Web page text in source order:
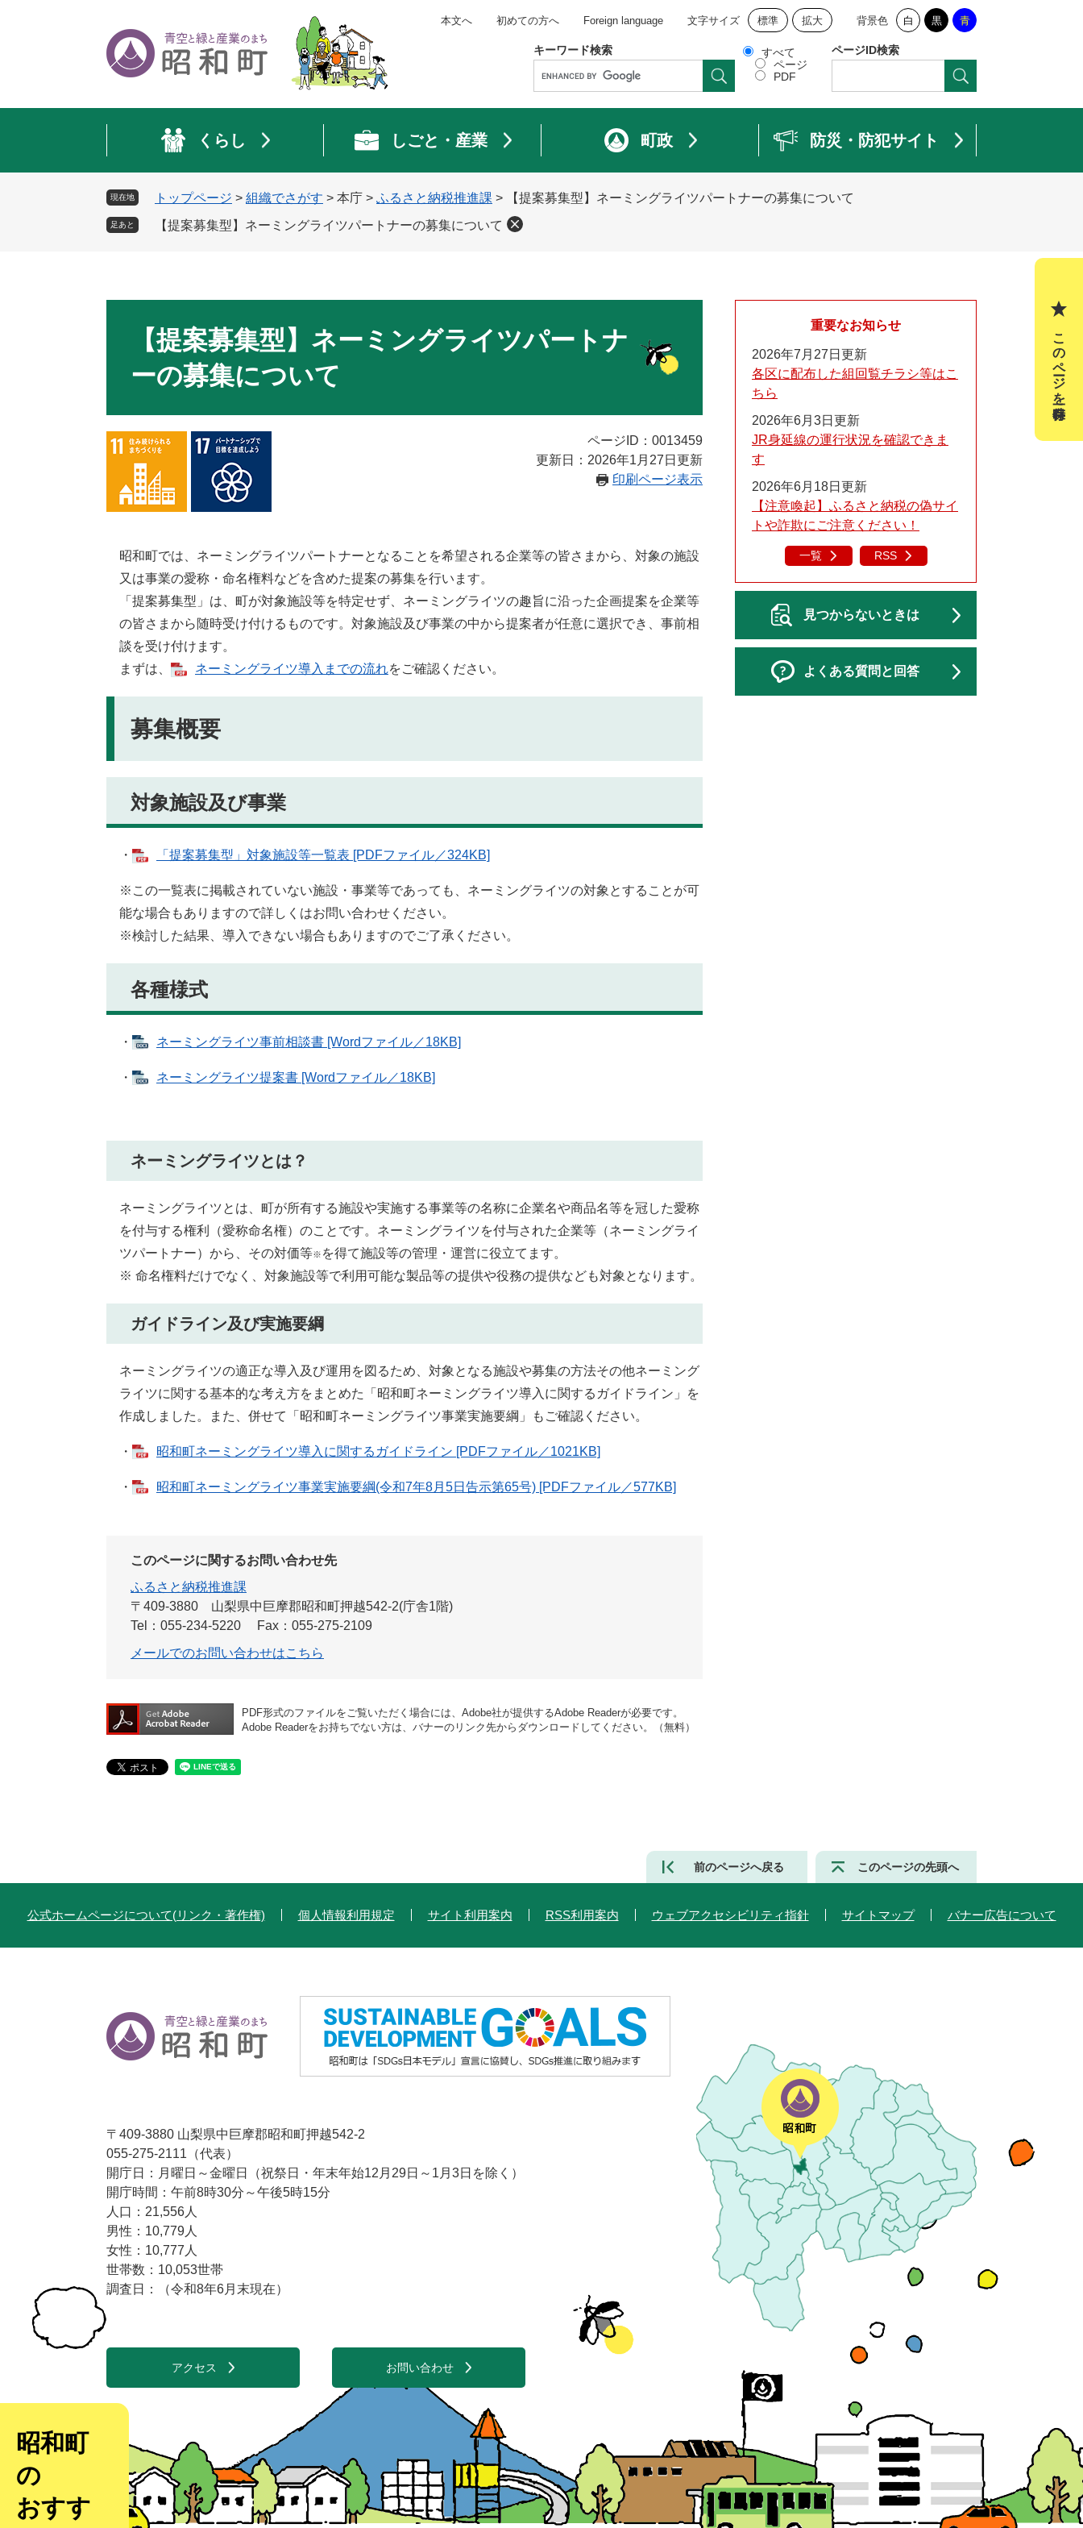
頭
飛
本文へ 初めての方へ Foreign language 文字サイズ 標準 拡大 背景色 白 黒 青
キーワード検索
すべて
ページ
PDF
ページID検索
くらし しごと・産業 町政 防災・防犯サイト
現在地 トップページ > 組織でさがす > 本庁 > ふるさと納税推進課 > 【提案募集型】ネーミングライツパートナーの募集について
足あと 【提案募集型】ネーミングライツパートナーの募集について
【提案募集型】ネーミングライツパートナ
ーの募集について
ページID：0013459
更新日：2026年1月27日更新
印刷ページ表示
昭和町では、ネーミングライツパートナーとなることを希望される企業等の皆さまから、対象の施設
又は事業の愛称・命名権料などを含めた提案の募集を行います。
「提案募集型」は、町が対象施設等を特定せず、ネーミングライツの趣旨に沿った企画提案を企業等
の皆さまから随時受け付けるものです。対象施設及び事業の中から提案者が任意に選択でき、事前相
談を受け付けます。
まずは、
ネーミングライツ導入までの流れをご確認ください。
募集概要
対象施設及び事業
・ 「提案募集型」対象施設等一覧表 [PDFファイル／324KB]
※この一覧表に掲載されていない施設・事業等であっても、ネーミングライツの対象とすることが可
能な場合もありますので詳しくはお問い合わせください。
※検討した結果、導入できない場合もありますのでご了承ください。
各種様式
・ ネーミングライツ事前相談書 [Wordファイル／18KB]
・ ネーミングライツ提案書 [Wordファイル／18KB]
ネーミングライツとは？
ネーミングライツとは、町が所有する施設や実施する事業等の名称に企業名や商品名等を冠した愛称
を付与する権利（愛称命名権）のことです。ネーミングライツを付与された企業等（ネーミングライ
ツパートナー）から、その対価等※ を得て施設等の管理・運営に役立てます。
※ 命名権料だけでなく、対象施設等で利用可能な製品等の提供や役務の提供なども対象となります。
ガイドライン及び実施要綱
ネーミングライツの適正な導入及び運用を図るため、対象となる施設や募集の方法その他ネーミング
ライツに関する基本的な考え方をまとめた「昭和町ネーミングライツ導入に関するガイドライン」を
作成しました。また、併せて「昭和町ネーミングライツ事業実施要綱」もご確認ください。
・ 昭和町ネーミングライツ導入に関するガイドライン [PDFファイル／1021KB]
・ 昭和町ネーミングライツ事業実施要綱(令和7年8月5日告示第65号) [PDFファイル／577KB]
このページに関するお問い合わせ先
ふるさと納税推進課
〒409-3880
山梨県中巨摩郡昭和町押越542-2(庁舎1階)
Tel：055-234-5220
Fax：055-275-2109
メールでのお問い合わせはこちら
PDF形式のファイルをご覧いただく場合には、Adobe社が提供するAdobe Readerが必要です。
Adobe Readerをお持ちでない方は、バナーのリンク先からダウンロードしてください。（無料）
重要なお知らせ
2026年7月27日更新
各区に配布した組回覧チラシ等はこ
ちら
2026年6月3日更新
JR身延線の運行状況を確認できま
す
2026年6月18日更新
【注意喚起】ふるさと納税の偽サイ
トや詐欺にご注意ください！
一覧 RSS
見つからないときは
よくある質問と回答
前のページへ戻る このページの先頭へ
公式ホームページについて(リンク・著作権) 個人情報利用規定 サイト利用案内 RSS利用案内 ウェブアクセシビリティ指針 サイトマップ バナー広告について
〒409-3880 山梨県中巨摩郡昭和町押越542-2
055-275-2111（代表）
開庁日：月曜日～金曜日（祝祭日・年末年始12月29日～1月3日を除く）
開庁時間：午前8時30分～午後5時15分
人口：21,556人
男性：10,779人
女性：10,777人
世帯数：10,053世帯
調査日：（令和8年6月末現在）
アクセス お問い合わせ
昭和町
の
おすす
このページを一時保存